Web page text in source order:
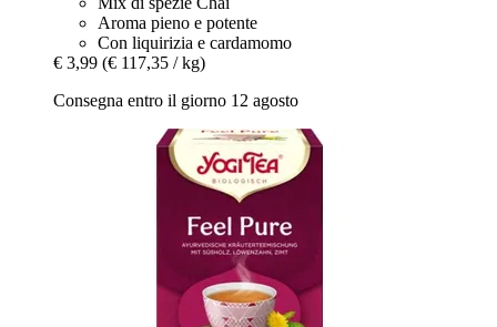
Aroma pieno e potente
Con liquirizia e cardamomo
€ 3,99 (€ 117,35 / kg)
Consegna entro il giorno 12 agosto